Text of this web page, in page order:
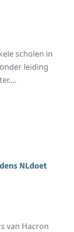
scholen in
leiding
NLdoet
van Hacron